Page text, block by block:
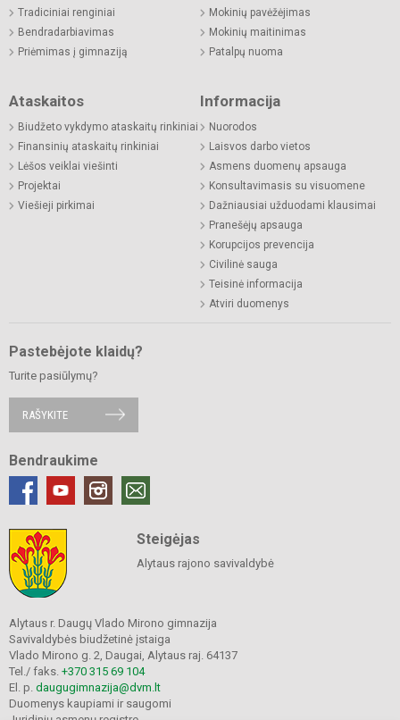
Tradiciniai renginiai
Bendradarbiavimas
Priėmimas į gimnaziją
Mokinių pavėžėjimas
Mokinių maitinimas
Patalpų nuoma
Ataskaitos
Biudžeto vykdymo ataskaitų rinkiniai
Finansinių ataskaitų rinkiniai
Lėšos veiklai viešinti
Projektai
Viešieji pirkimai
Informacija
Nuorodos
Laisvos darbo vietos
Asmens duomenų apsauga
Konsultavimasis su visuomene
Dažniausiai užduodami klausimai
Pranešėjų apsauga
Korupcijos prevencija
Civilinė sauga
Teisinė informacija
Atviri duomenys
Pastebėjote klaidų?
Turite pasiūlymų?
RAŠYKITE
Bendraukime
Steigėjas
Alytaus rajono savivaldybė
Alytaus r. Daugų Vlado Mirono gimnazija
Savivaldybės biudžetinė įstaiga
Vlado Mirono g. 2, Daugai, Alytaus raj. 64137
Tel./ faks. +370 315 69 104
El. p. daugugimnazija@dvm.lt
Duomenys kaupiami ir saugomi